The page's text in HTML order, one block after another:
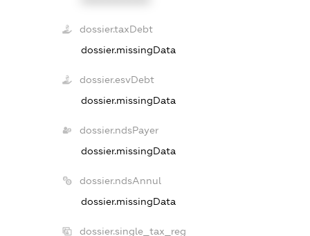
dossier.taxDebt
dossier.missingData
dossier.esvDebt
dossier.missingData
dossier.ndsPayer
dossier.missingData
dossier.ndsAnnul
dossier.missingData
dossier.single_tax_reg